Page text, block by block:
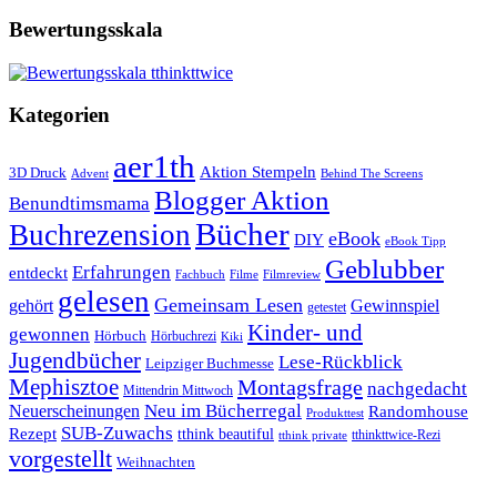
Bewertungsskala
Kategorien
3D Druck Advent aer1th Aktion Stempeln Behind The Screens
Benundtimsmama Blogger Aktion
BuchrezensionBücher DIY eBook eBook Tipp
entdeckt Erfahrungen Fachbuch Filme Filmreview Geblubber
gehört gelesen Gemeinsam Lesen getestet Gewinnspiel
gewonnen Hörbuch Hörbuchrezi Kiki Kinder- und
Jugendbücher Leipziger Buchmesse Lese-Rückblick
Mephisztoe Mittendrin Mittwoch Montagsfrage nachgedacht
Neuerscheinungen Neu im Bücherregal Produkttest Randomhouse
Rezept SUB-Zuwachs tthink beautiful tthink private tthinkttwice-Rezi
vorgestellt Weihnachten